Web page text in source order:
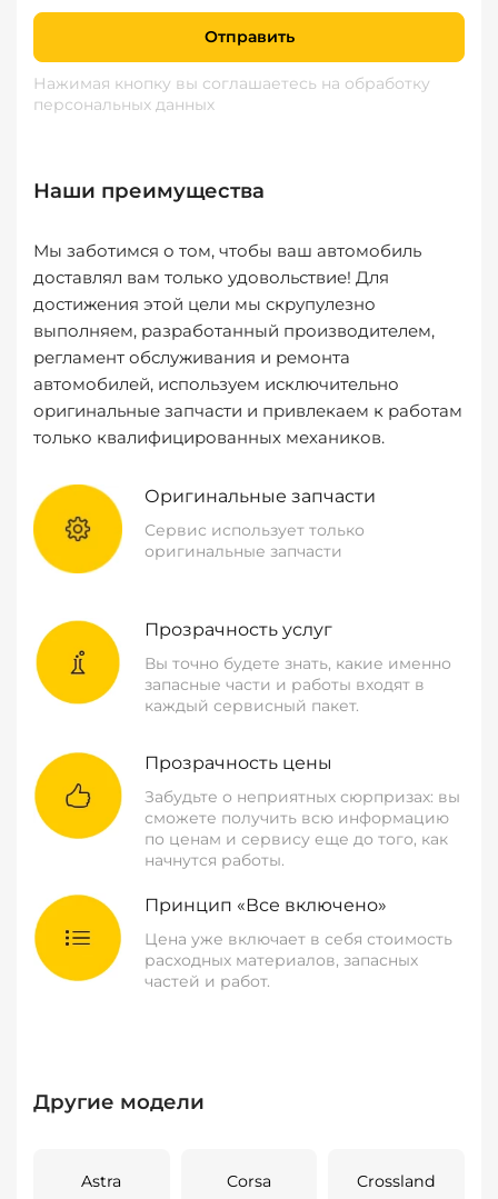
Отправить
Нажимая кнопку вы соглашаетесь на обработку
персональных данных
Наши преимущества
Мы заботимся о том, чтобы ваш автомобиль
доставлял вам только удовольствие! Для
достижения этой цели мы скрупулезно
выполняем, разработанный производителем,
регламент обслуживания и ремонта
автомобилей, используем исключительно
оригинальные запчасти и привлекаем к работам
только квалифицированных механиков.
Оригинальные запчасти
Сервис использует только
оригинальные запчасти
Прозрачность услуг
Вы точно будете знать, какие именно
запасные части и работы входят в
каждый сервисный пакет.
Прозрачность цены
Забудьте о неприятных сюрпризах: вы
сможете получить всю информацию
по ценам и сервису еще до того, как
начнутся работы.
Принцип «Все включено»
Цена уже включает в себя стоимость
расходных материалов, запасных
частей и работ.
Другие модели
Astra Corsa Crossland